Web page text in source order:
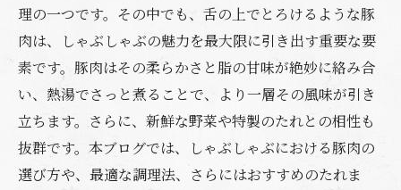
理の一つです。その中でも、舌の上でとろけるような豚
肉は、しゃぶしゃぶの魅力を最大限に引き出す重要な要
素です。豚肉はその柔らかさと脂の甘味が絶妙に絡み合
い、熱湯でさっと煮ることで、より一層その風味が引き
立ちます。さらに、新鮮な野菜や特製のたれとの相性も
抜群です。本ブログでは、しゃぶしゃぶにおける豚肉の
選び方や、最適な調理法、さらにはおすすめのたれま